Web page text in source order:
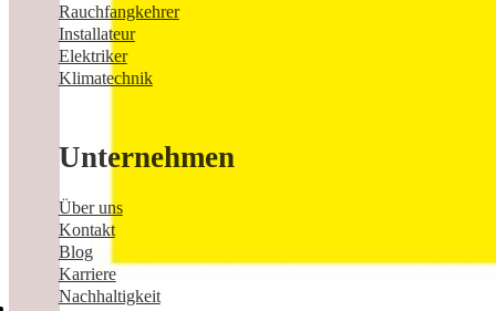
Rauchfangkehrer
Installateur
Elektriker
Klimatechnik
Unternehmen
Über uns
Kontakt
Blog
Karriere
Nachhaltigkeit